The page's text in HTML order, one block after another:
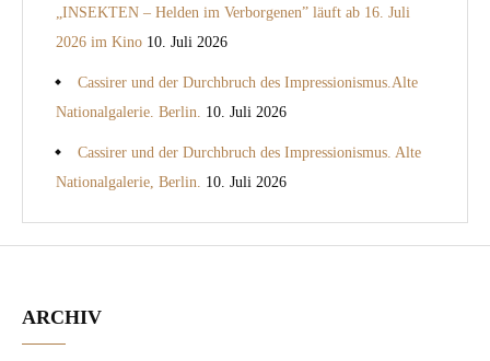
„INSEKTEN – Helden im Verborgenen” läuft ab 16. Juli
2026 im Kino 10. Juli 2026
Cassirer und der Durchbruch des Impressionismus.Alte
Nationalgalerie. Berlin. 10. Juli 2026
Cassirer und der Durchbruch des Impressionismus. Alte
Nationalgalerie, Berlin. 10. Juli 2026
ARCHIV